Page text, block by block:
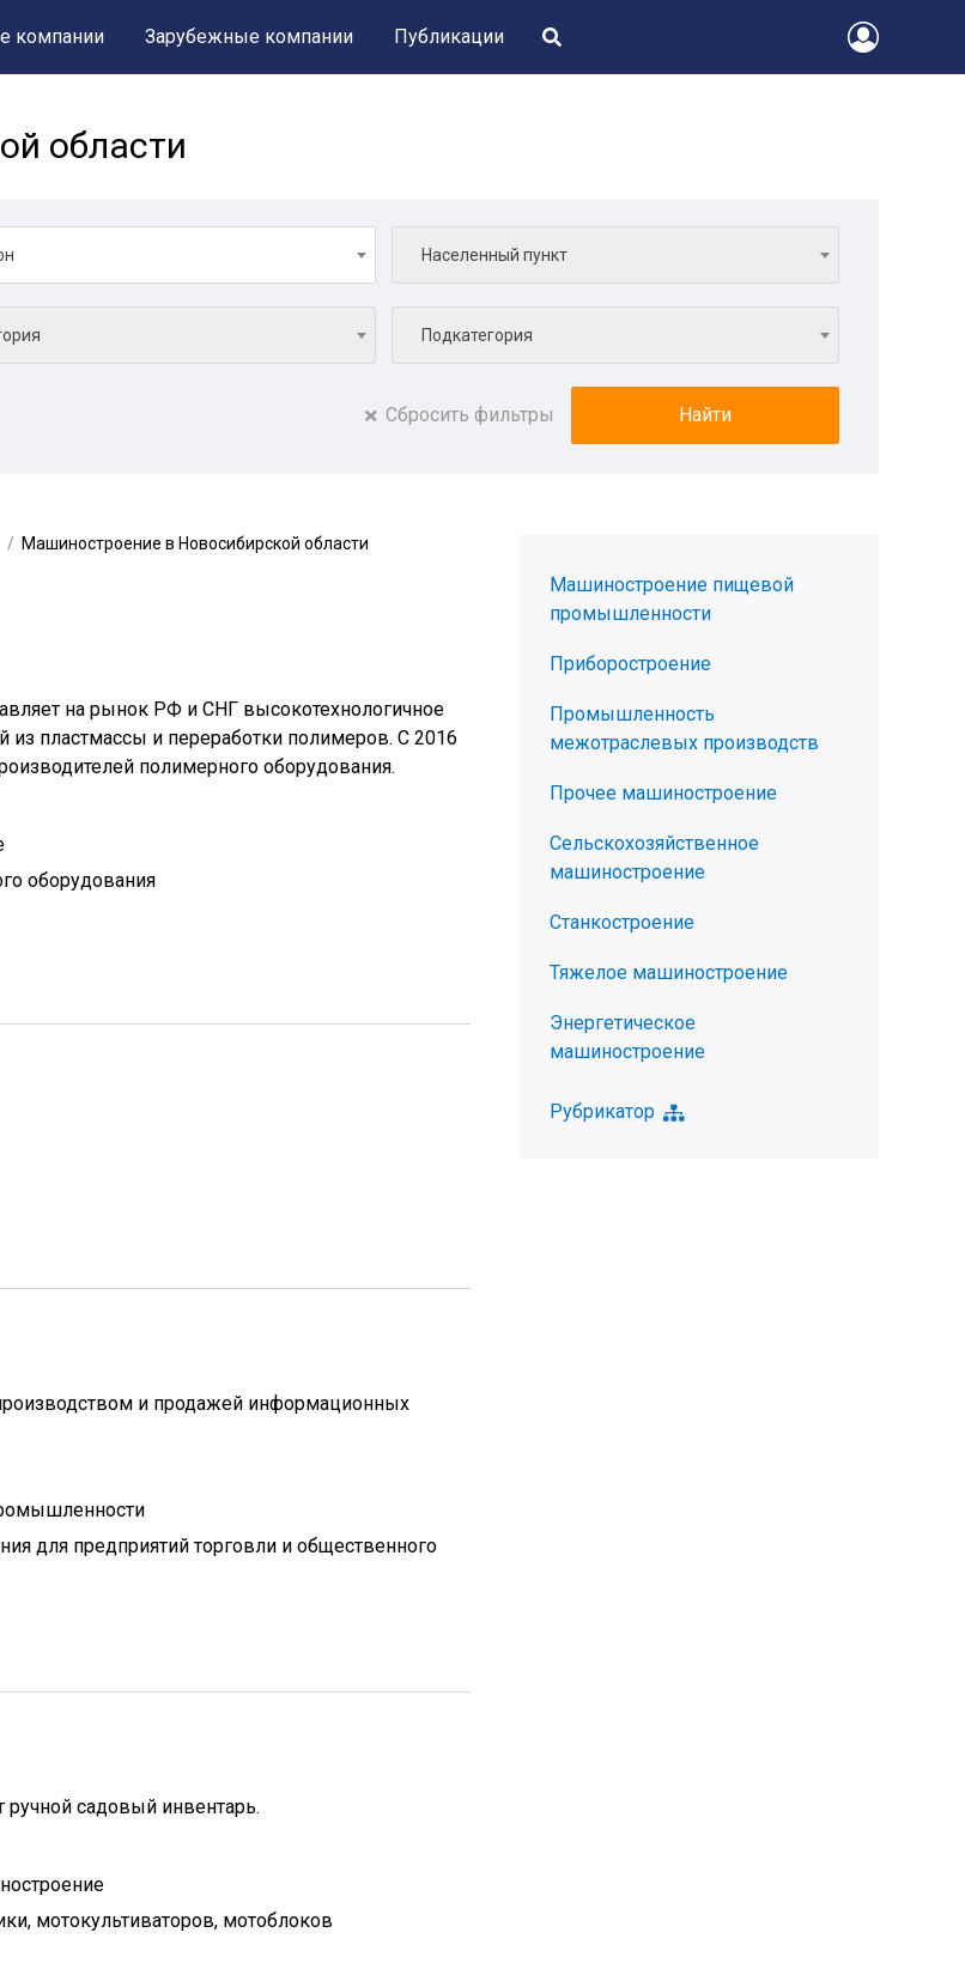
компании Зарубежные компании Публикации
области
Населенный пункт
Подкатегория
Сбросить фильтры
Машиностроение в Новосибирской области
на рынок РФ и СНГ высокотехнологичное
из пластмассы и переработки полимеров. С 2016
полимерного оборудования.
оборудования
и продажей информационных
для предприятий торговли и общественного
садовый инвентарь.
мотокультиваторов, мотоблоков
Машиностроение пищевой
промышленности
Приборостроение
Промышленность
межотраслевых производств
Прочее машиностроение
Сельскохозяйственное
машиностроение
Станкостроение
Тяжелое машиностроение
Энергетическое
машиностроение
Рубрикатор